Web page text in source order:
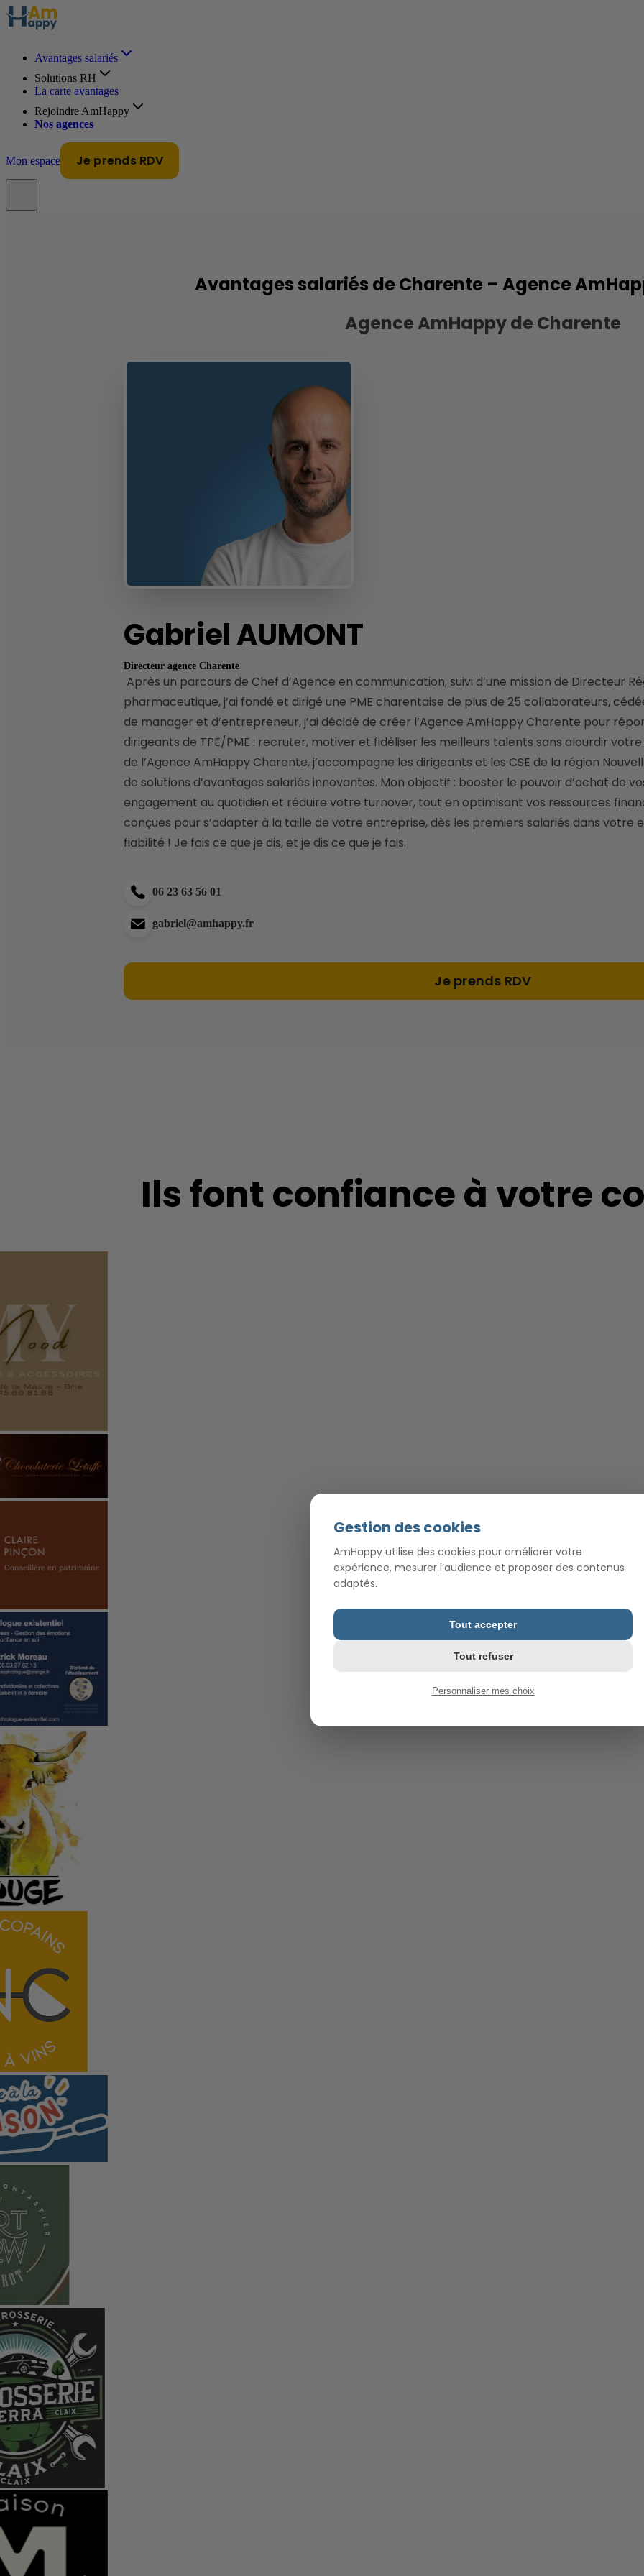
Avantages salariés
Solutions RH
La carte avantages
Rejoindre AmHappy
Nos agences
Mon espace Je prends RDV
Avantages salariés de Charente – Agence
Agence AmHappy de Charente
GabrielAUMONT
Directeur agence Charente
pharmaceutique, j’ai fondé et dirigé une PME charentaise de plus de 25 collaborateurs,
de manager et d’entrepreneur, j’ai décidé de créer l’Agence AmHappy Charente pour
dirigeants de TPE/PME : recruter, motiver et fidéliser les meilleurs talents sans alourdir
de l’Agence AmHappy Charente, j’accompagne les dirigeants et les CSE de la région
de solutions d’avantages salariés innovantes. Mon objectif : booster le pouvoir d’achat de
engagement au quotidien et réduire votre turnover, tout en optimisant vos ressources
conçues pour s’adapter à la taille de votre entreprise, dès les premiers salariés dans votre
fiabilité ! Je fais ce que je dis, et je dis ce que je fais.
06 23 63 56 01
gabriel@amhappy.fr
Je prends RDV
Ils font confiance à votre
Gestion des cookies
AmHappy utilise des cookies pour améliorer votre
expérience, mesurer l’audience et proposer des contenus
adaptés.
Tout accepter
Tout refuser
Personnaliser mes choix